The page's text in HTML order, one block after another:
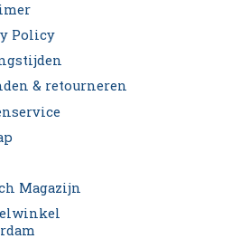
Policy
& retourneren
Magazijn